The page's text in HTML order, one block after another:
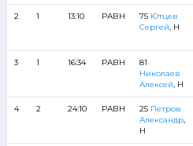
2 1 13:10 РАВН 75 Ютцев
Сергей, Н
3 1 16:34 РАВН
81
Николаев
Алексей, Н
4 2 24:10 РАВН 25 Петров
Александр,
Н